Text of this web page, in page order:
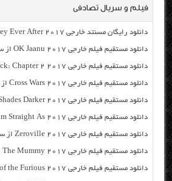
فیلم و سریال تصادفی
دانلود رایگان مسنتد خارجی Britney Ever After 2017 با لینک مستقیم
دانلود مستقیم فیلم خارجی OK Jaanu 2017 از سرور سایت
دانلود مستقیم فیلم خارجی John Wick: Chapter 2 2017 از سرور سایت
دانلود مستقیم فیلم خارجی Cross Wars 2017 از سرور سایت
دانلود مستقیم فیلم خارجی Fifty Shades Darker 2017 از سرور سایت
دانلود مستقیم فیلم خارجی From Straight As 2017 از سرور سایت
دانلود مستقیم فیلم خارجی Zeroville 2017 از سرور سایت
دانلود مستقیم فیلم خارجی The Mummy 2017 از سرور سایت
دانلود مستقیم فیلم خارجی The Fate of the Furious 2017 از سرور سایت